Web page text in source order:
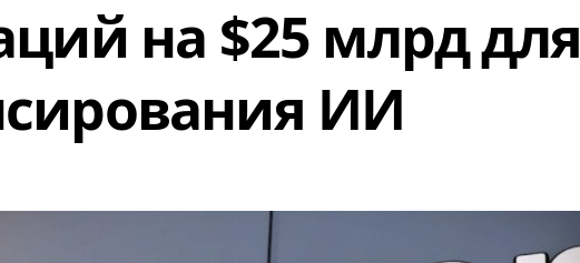
на $25 млрд для
ИИ